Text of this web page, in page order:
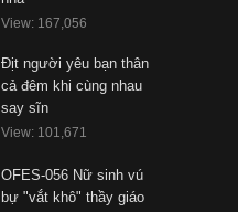
View: 167,056
Địt người yêu bạn thân
cả đêm khi cùng nhau
say sĩn
View: 101,671
OFES-056 Nữ sinh vú
bự "vắt khô" thầy giáo